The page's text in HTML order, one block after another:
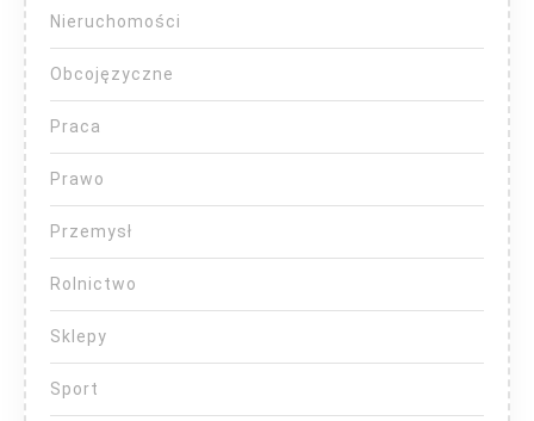
Nieruchomości
Obcojęzyczne
Praca
Prawo
Przemysł
Rolnictwo
Sklepy
Sport